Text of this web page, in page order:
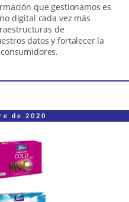
que gestionamos es
digital cada vez más
de
datos y fortalecer la
de 2020